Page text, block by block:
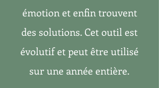
émotion et enfin trouvent
des solutions. Cet outil est
évolutif et peut être utilisé
sur une année entière.